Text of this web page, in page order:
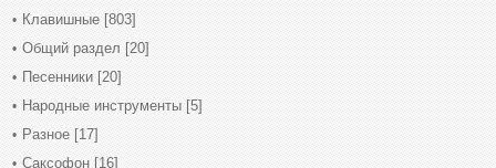
Клавишные [803]
Общий раздел [20]
Песенники [20]
Народные инструменты [5]
Разное [17]
Саксофон [16]